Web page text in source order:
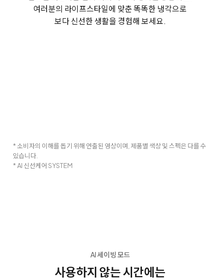
여러분의 라이프스타일에 맞춘 똑똑한 냉각으로
보다 신선한 생활을 경험해 보세요.
* 소비자의 이해를 돕기 위해 연출된 영상이며, 제품별 색상 및 스펙은 다를 수
있습니다.
* AI 신선케어 SYSTEM
AI 세이빙 모드
사용하지 않는 시간에는